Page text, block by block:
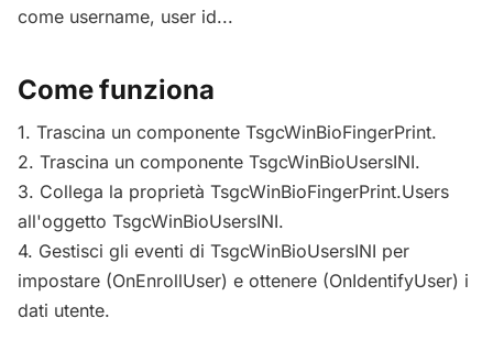
come username, user id...
Come funziona
1. Trascina un componente TsgcWinBioFingerPrint.
2. Trascina un componente TsgcWinBioUsersINI.
3. Collega la proprietà TsgcWinBioFingerPrint.Users
all'oggetto TsgcWinBioUsersINI.
4. Gestisci gli eventi di TsgcWinBioUsersINI per
impostare (OnEnrollUser) e ottenere (OnIdentifyUser) i
dati utente.